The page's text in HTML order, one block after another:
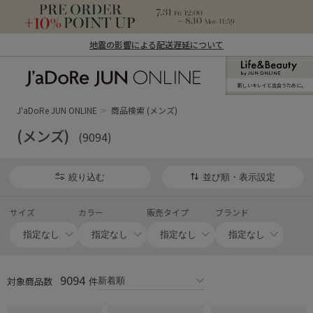
地震の影響による配送遅延について
ン オンライン）
新しいキレイと出合うために。
J'aDoRe JUN ONLINE 商品検索 (メンズ)
(メンズ) (9094)
絞り込む 並び順・表示設定
サイズ カラー 販売タイプ ブランド
対象商品数 9094 件